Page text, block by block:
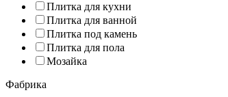
Плитка для кухни
Плитка для ванной
Плитка под камень
Плитка для пола
Мозайка
Фабрика